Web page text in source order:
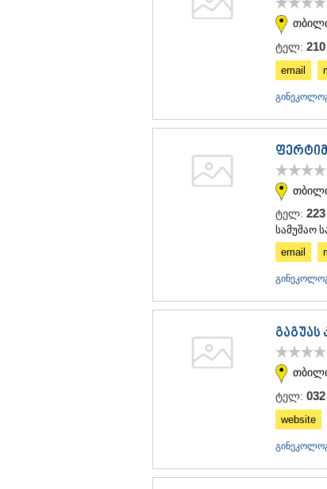
ტელ:
email
ტელ:
სამუშაო
email
გაგუას
ტელ:
website